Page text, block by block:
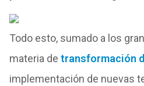
Todo esto, sumado a los
materia de transformación
implementación de nuevas